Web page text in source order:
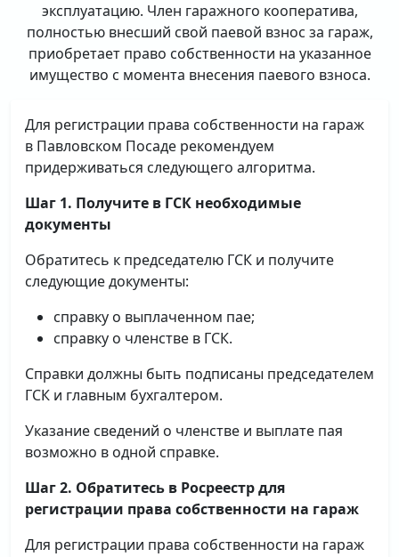
эксплуатацию. Член гаражного кооператива,
полностью внесший свой паевой взнос за гараж,
приобретает право собственности на указанное
имущество с момента внесения паевого взноса.
Для регистрации права собственности на гараж
в Павловском Посаде рекомендуем
придерживаться следующего алгоритма.
Шаг 1. Получите в ГСК необходимые
документы
Обратитесь к председателю ГСК и получите
следующие документы:
справку о выплаченном пае;
справку о членстве в ГСК.
Справки должны быть подписаны председателем
ГСК и главным бухгалтером.
Указание сведений о членстве и выплате пая
возможно в одной справке.
Шаг 2. Обратитесь в Росреестр для
регистрации права собственности на гараж
Для регистрации права собственности на гараж